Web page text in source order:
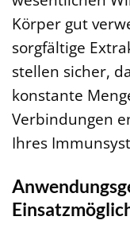
Körper gut
sorgfältige
stellen sicher,
konstante
Verbindungen
Ihres